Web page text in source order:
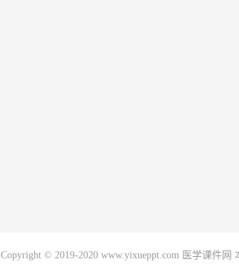
Copyright © 2019-2020 www.yixueppt.com 医学课件